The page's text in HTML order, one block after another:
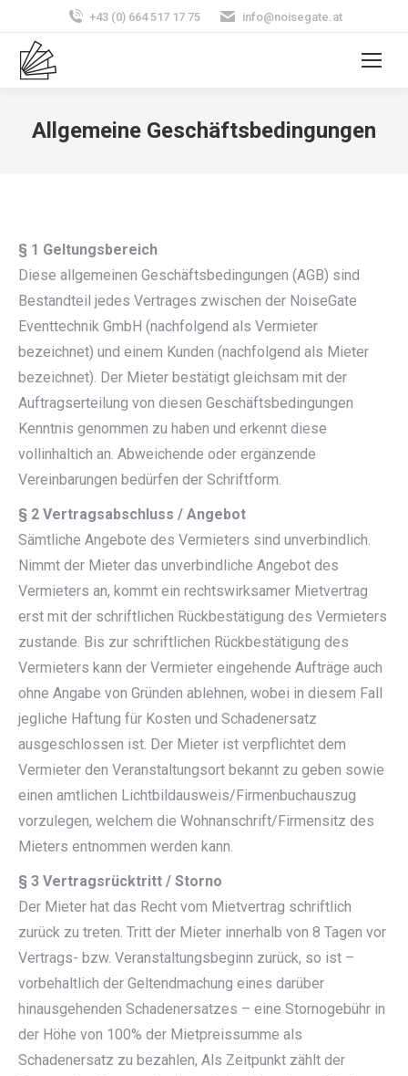
+43 (0) 664 517 17 75 info@noisegate.at
Allgemeine Geschäftsbedingungen
§ 1 Geltungsbereich
Diese allgemeinen Geschäftsbedingungen (AGB) sind
Bestandteil jedes Vertrages zwischen der NoiseGate
Eventtechnik GmbH (nachfolgend als Vermieter
bezeichnet) und einem Kunden (nachfolgend als Mieter
bezeichnet). Der Mieter bestätigt gleichsam mit der
Auftragserteilung von diesen Geschäftsbedingungen
Kenntnis genommen zu haben und erkennt diese
vollinhaltich an. Abweichende oder ergänzende
Vereinbarungen bedürfen der Schriftform.
§ 2 Vertragsabschluss / Angebot
Sämtliche Angebote des Vermieters sind unverbindlich.
Nimmt der Mieter das unverbindliche Angebot des
Vermieters an, kommt ein rechtswirksamer Mietvertrag
erst mit der schriftlichen Rückbestätigung des Vermieters
zustande. Bis zur schriftlichen Rückbestätigung des
Vermieters kann der Vermieter eingehende Aufträge auch
ohne Angabe von Gründen ablehnen, wobei in diesem Fall
jegliche Haftung für Kosten und Schadenersatz
ausgeschlossen ist. Der Mieter ist verpflichtet dem
Vermieter den Veranstaltungsort bekannt zu geben sowie
einen amtlichen Lichtbildausweis/Firmenbuchauszug
vorzulegen, welchem die Wohnanschrift/Firmensitz des
Mieters entnommen werden kann.
§ 3 Vertragsrücktritt / Storno
Der Mieter hat das Recht vom Mietvertrag schriftlich
zurück zu treten. Tritt der Mieter innerhalb von 8 Tagen vor
Vertrags- bzw. Veranstaltungsbeginn zurück, so ist –
vorbehaltlich der Geltendmachung eines darüber
hinausgehenden Schadenersatzes – eine Stornogebühr in
der Höhe von 100% der Mietpreissumme als
Schadenersatz zu bezahlen, Als Zeitpunkt zählt der